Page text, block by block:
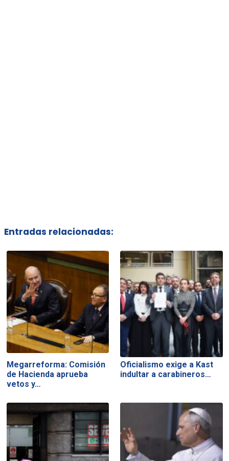
Entradas relacionadas:
Megarreforma: Comisión
de Hacienda aprueba
vetos y…
Oficialismo exige a Kast
indultar a carabineros…